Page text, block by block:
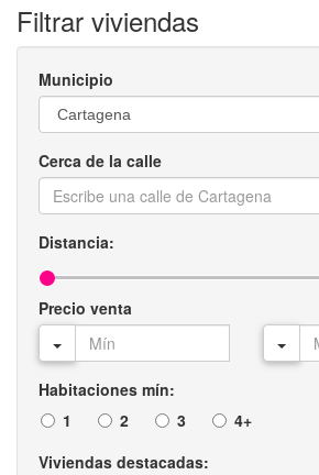
Filtrar viviendas
Municipio
Cerca de la calle
Distancia:
Precio venta
Habitaciones mín:
1
2 3 4+
Viviendas destacadas: